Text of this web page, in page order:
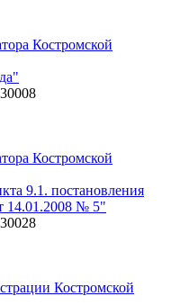
Костромской
Костромской
9.1. постановления
14.01.2008 № 5"
Костромской